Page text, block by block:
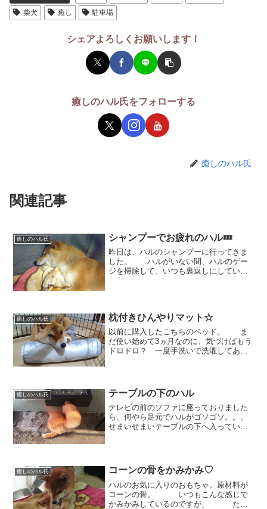
柴犬
癒し 駐車場
シェアよろしくお願いします！
癒しのハル氏をフォローする
癒しのハル氏
関連記事
癒しのハル氏 シャンプーでお疲れのハル💤
昨日は、ハルのシャンプーに行ってきま
した。 ハルがいない間、ハルのゲー
ジを掃除して、いつも裏返しにしている
癒しのハル氏 枕付きひんやりマット☆
以前に購入したこちらのベッド。 ま
だ使い始めて3ヵ月なのに、気づけばもう
ドロドロ？ 一度手洗いで洗濯してあげ
裏向けでばかり寝るの...
癒しのハル氏 テーブルの下のハル
テレビの前のソファに座っておりました
ら、何やら足元でハルがゴソゴソ。。。
せまいせまいテーブルの下へ入っていき
て、どうするのかなと見守っ...
癒しのハル氏 コーンの骨をかみかみ♡
ハルのお気に入りのおもちゃ。原材料が
コーンの骨。 いつもこんな感じで
かみかみしているのですが、 たま